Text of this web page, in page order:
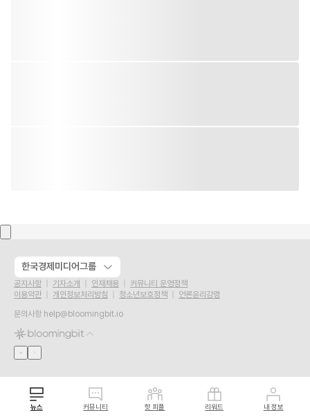
한국경제미디어그룹
공지사항 기자소개 인재채용
커뮤니티 운영정책
이용약관
개인정보처리방침 청소년보호정책
언론윤리강령
문의사항 help@bloomingbit.io
뉴스 커뮤니티 핫 피플 리워드 내 정보